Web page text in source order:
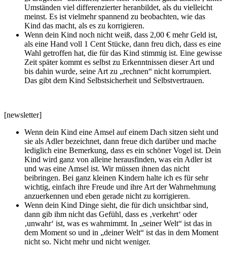
Umständen viel differenzierter heranbildet, als du vielleicht
meinst. Es ist vielmehr spannend zu beobachten, wie das
Kind das macht, als es zu korrigieren.
Wenn dein Kind noch nicht weiß, dass 2,00 € mehr Geld ist,
als eine Hand voll 1 Cent Stücke, dann freu dich, dass es eine
Wahl getroffen hat, die für das Kind stimmig ist. Eine gewisse
Zeit später kommt es selbst zu Erkenntnissen dieser Art und
bis dahin wurde, seine Art zu „rechnen“ nicht korrumpiert.
Das gibt dem Kind Selbstsicherheit und Selbstvertrauen.
[newsletter]
Wenn dein Kind eine Amsel auf einem Dach sitzen sieht und
sie als Adler bezeichnet, dann freue dich darüber und mache
lediglich eine Bemerkung, dass es ein schöner Vogel ist. Dein
Kind wird ganz von alleine herausfinden, was ein Adler ist
und was eine Amsel ist. Wir müssen ihnen das nicht
beibringen. Bei ganz kleinen Kindern halte ich es für sehr
wichtig, einfach ihre Freude und ihre Art der Wahrnehmung
anzuerkennen und eben gerade nicht zu korrigieren.
Wenn dein Kind Dinge sieht, die für dich unsichtbar sind,
dann gib ihm nicht das Gefühl, dass es ‚verkehrt‘ oder
‚unwahr‘ ist, was es wahrnimmt. In „seiner Welt“ ist das in
dem Moment so und in „deiner Welt“ ist das in dem Moment
nicht so. Nicht mehr und nicht weniger.